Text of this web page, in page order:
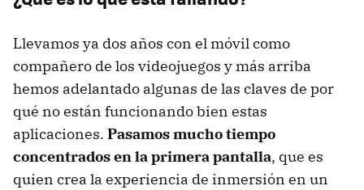
Llevamos ya dos años con el móvil como
compañero de los videojuegos y más arriba
hemos adelantado algunas de las claves de por
qué no están funcionando bien estas
aplicaciones. Pasamos mucho tiempo
concentrados en la primera pantalla, que es
quien crea la experiencia de inmersión en un